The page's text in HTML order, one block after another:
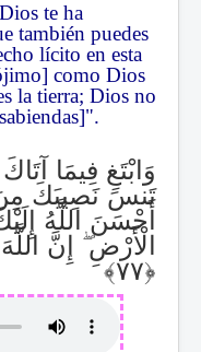
te ha
también puedes
lícito en esta
como Dios
la tierra; Dios no
وَابْتَغِ فِيمَا
تَنسَ نَصِيبَكَ مِنَ
أَحْسَنَ اللَّهُ
الْأَرْضِۖ إِنَّ